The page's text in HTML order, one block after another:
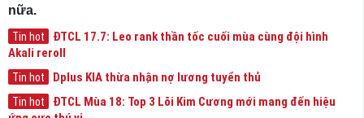
nữa.
Tin hot
ĐTCL 17.7: Leo rank thần tốc cuối mùa cùng đội hình
Akali reroll
Tin hot Dplus KIA thừa nhận nợ lương tuyển thủ
Tin hot
ĐTCL Mùa 18: Top 3 Lõi Kim Cương mới mang đến hiệu